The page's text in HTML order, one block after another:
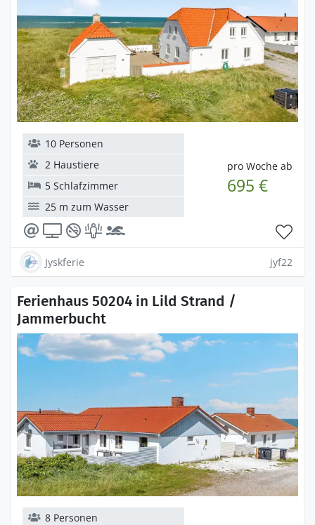
pro Woche ab
695 €
10 Personen
2 Haustiere
5 Schlafzimmer
25 m zum Wasser
Jyskferie jyf22
Ferienhaus 50204 in Lild Strand /
Jammerbucht
8 Personen